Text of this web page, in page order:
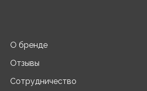
О бренде
Отзывы
Сотрудничество